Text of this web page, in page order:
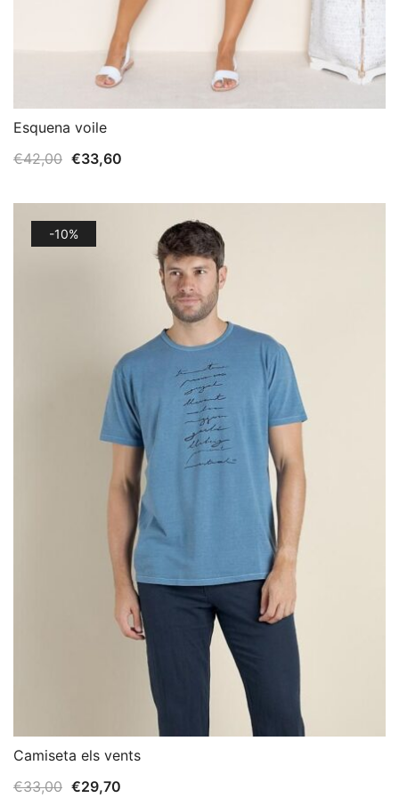
Esquena voile
€42,00 El
original
era:
€42,00.
€33,60
actual
€33,60.
-10%
Camiseta els vents
€33,00 El
€29,70